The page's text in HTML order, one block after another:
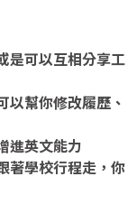
是可以互相分享工
以幫你修改履歷、
進英文能力
著學校行程走，你